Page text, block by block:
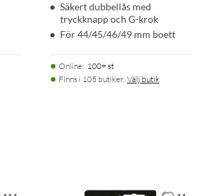
Säkert dubbellås med
tryckknapp och G-krok
För 44/45/46/49 mm boett
Online: 100+ st
Finns i 105 butiker. Välj butik